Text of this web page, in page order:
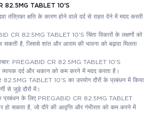
82.5MG TABLET 10'S
तंत्रिका क्षति के कारण होने वाले दर्द से राहत देने में मदद करती
CR 82.5MG TABLET 10'S चिंता विकारों के लक्षणों को
है, जिससे शांत और आराम की भावना को बढ़ावा मिलता
PREGABID CR 82.5MG TABLET 10'S
व्यापक दर्द और थकान को कम करने में मदद करता है।
TABLET 10'S का उपयोग दौरों के प्रबंधन में किया
से जुड़े दौरों में।
के प्रबंधन के लिए PREGABID CR 82.5MG TABLET
हो सकता है, जो दौरे की आवृत्ति और गंभीरता को कम करने में